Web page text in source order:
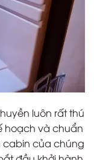
luôn rất thú
hoạch và chuẩn
cabin của chúng